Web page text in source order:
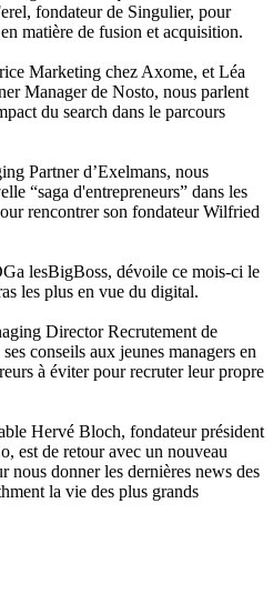
fondateur de Singulier, pour
matière de fusion et acquisition.
Marketing chez Axome, et Léa
Manager de Nosto, nous parlent
du search dans le parcours
Partner d’Exelmans, nous
“saga d'entrepreneurs” dans les
rencontrer son fondateur Wilfried
lesBigBoss, dévoile ce mois-ci le
les plus en vue du digital.
Director Recrutement de
conseils aux jeunes managers en
à éviter pour recruter leur propre
Hervé Bloch, fondateur président
est de retour avec un nouveau
nous donner les dernières news des
la vie des plus grands